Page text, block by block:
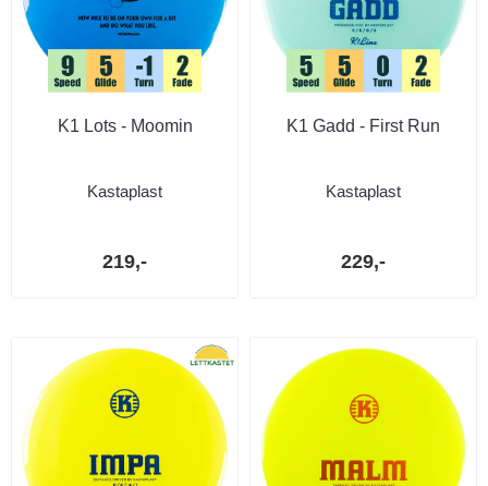
K1 Lots - Moomin
Kastaplast
219,-
K1 Gadd - First Run
Kastaplast
229,-